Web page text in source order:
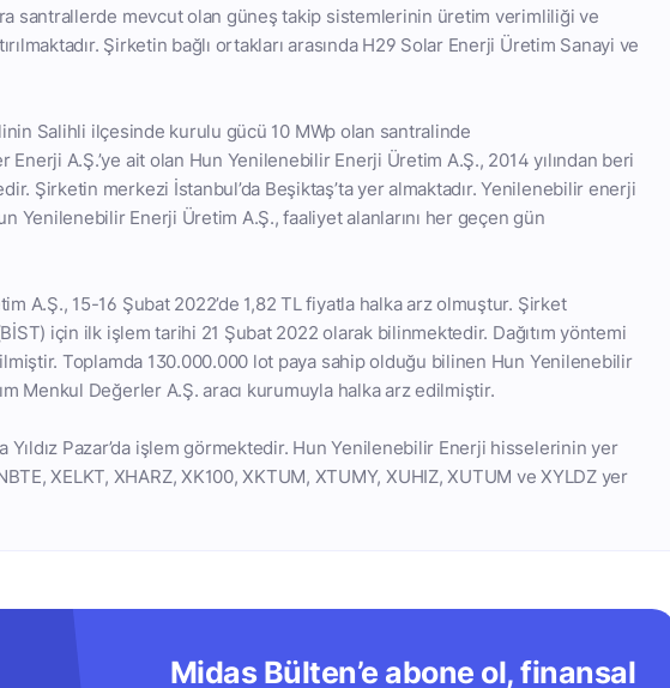
santrallerde mevcut olan güneş takip sistemlerinin üretim verimliliği ve
Şirketin bağlı ortakları arasında H29 Solar Enerji Üretim Sanayi ve
Salihli ilçesinde kurulu gücü 10 MWp olan santralinde
A.Ş.’ye ait olan Hun Yenilenebilir Enerji Üretim A.Ş., 2014 yılından beri
Şirketin merkezi İstanbul’da Beşiktaş’ta yer almaktadır. Yenilenebilir enerji
Yenilenebilir Enerji Üretim A.Ş., faaliyet alanlarını her geçen gün
A.Ş., 15-16 Şubat 2022’de 1,82 TL fiyatla halka arz olmuştur. Şirket
için ilk işlem tarihi 21 Şubat 2022 olarak bilinmektedir. Dağıtım yöntemi
Toplamda 130.000.000 lot paya sahip olduğu bilinen Hun Yenilenebilir
Menkul Değerler A.Ş. aracı kurumuyla halka arz edilmiştir.
Yıldız Pazar’da işlem görmektedir. Hun Yenilenebilir Enerji hisselerinin yer
XELKT, XHARZ, XK100, XKTUM, XTUMY, XUHIZ, XUTUM ve XYLDZ yer
Midas Bülten’e abone ol, finansal